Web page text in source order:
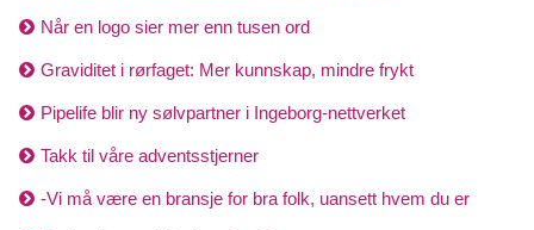
Når en logo sier mer enn tusen ord
Graviditet i rørfaget: Mer kunnskap, mindre frykt
Pipelife blir ny sølvpartner i Ingeborg-nettverket
Takk til våre adventsstjerner
-Vi må være en bransje for bra folk, uansett hvem du er